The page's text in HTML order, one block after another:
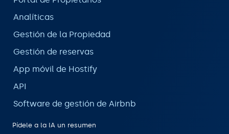
Analíticas
Gestión de la Propiedad
Gestión de reservas
App móvil de Hostify
API
Software de gestión de Airbnb
Pídele a la IA un resumen